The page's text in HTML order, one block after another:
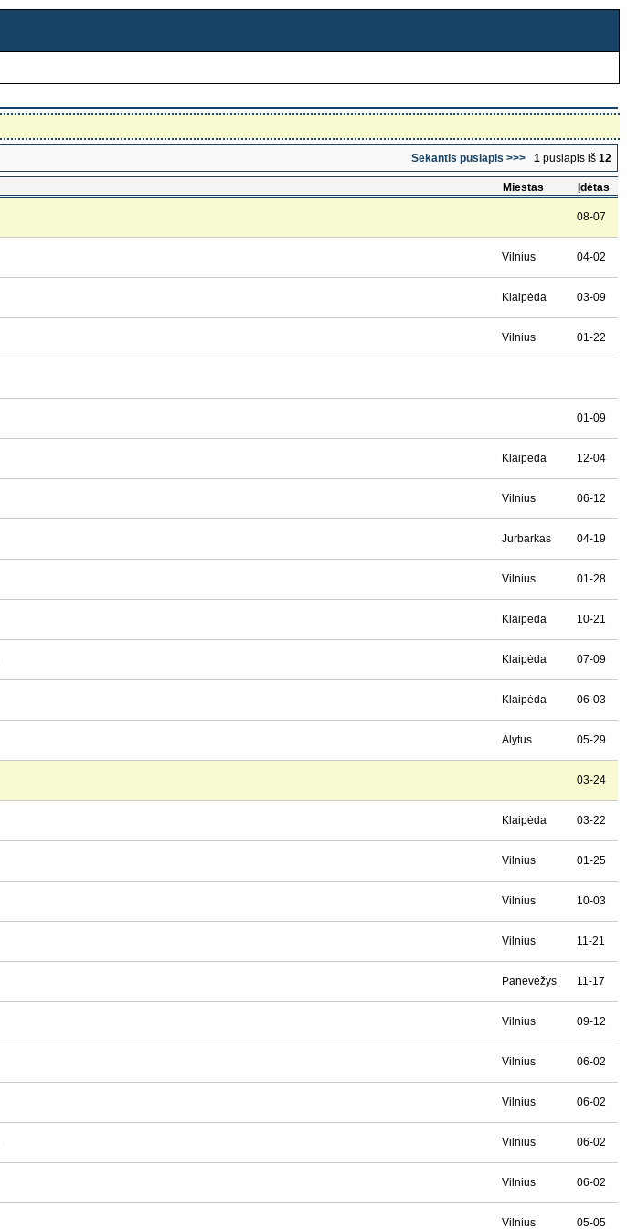
Sekantis puslapis >>> 1 puslapis iš 12
Miestas Įdėtas
08-07
Vilnius 04-02
Klaipėda 03-09
Vilnius 01-22
01-09
Klaipėda 12-04
Vilnius 06-12
Jurbarkas 04-19
Vilnius 01-28
Klaipėda 10-21
Klaipėda 07-09
Klaipėda 06-03
Alytus 05-29
03-24
Klaipėda 03-22
Vilnius 01-25
Vilnius 10-03
Vilnius 11-21
Panevėžys 11-17
Vilnius 09-12
Vilnius 06-02
Vilnius 06-02
Vilnius 06-02
Vilnius 06-02
Vilnius 05-05